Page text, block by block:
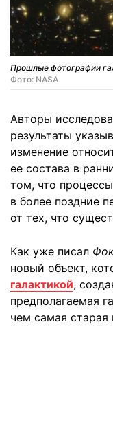
Прошлые фотографии
Фото: NASA
Авторы
результаты
изменение
ее состава в
том, что
в более поздние
от тех, что
Как уже писал
новый объект,
галактикой,
предполагаемая
чем самая старая